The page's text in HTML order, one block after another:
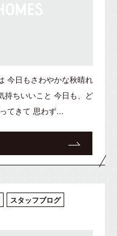
今日もさわやかな秋晴れ
持ちいいこと 今日も、ど
てきて 思わず...
スタッフブログ